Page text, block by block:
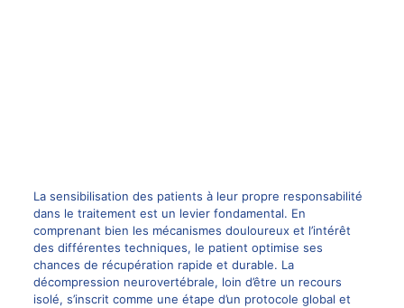
La sensibilisation des patients à leur propre responsabilité
dans le traitement est un levier fondamental. En
comprenant bien les mécanismes douloureux et l’intérêt
des différentes techniques, le patient optimise ses
chances de récupération rapide et durable. La
décompression neurovertébrale, loin d’être un recours
isolé, s’inscrit comme une étape d’un protocole global et